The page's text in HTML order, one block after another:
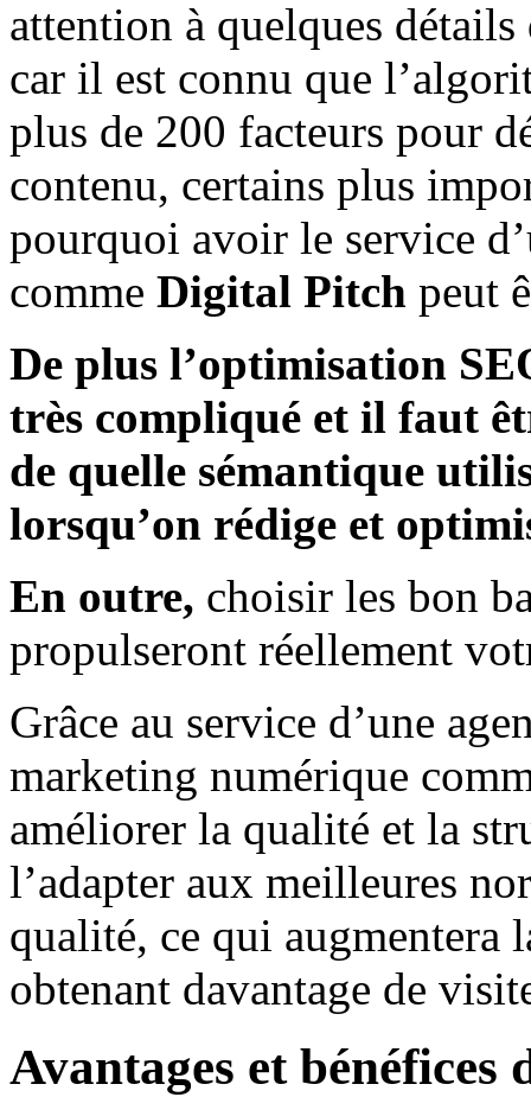
attention à quelques
car il est connu que
plus de 200 facteurs pour
contenu, certains plus
pourquoi avoir le service
comme Digital Pitch peut
De plus l’optimisation
très compliqué et il faut
de quelle sémantique
lorsqu’on rédige et
En outre, choisir les bon
propulseront réellement
Grâce au service d’une
marketing numérique
améliorer la qualité et la
l’adapter aux meilleures
qualité, ce qui augmentera
obtenant davantage de
Avantages et bénéfices